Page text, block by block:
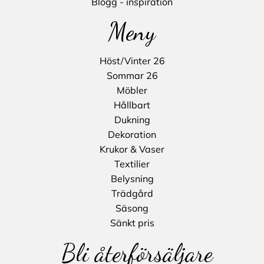
Meny
Höst/Vinter 26
Sommar 26
Möbler
Hållbart
Dukning
Dekoration
Krukor & Vaser
Textilier
Belysning
Trädgård
Säsong
Sänkt pris
Bli återförsäljare